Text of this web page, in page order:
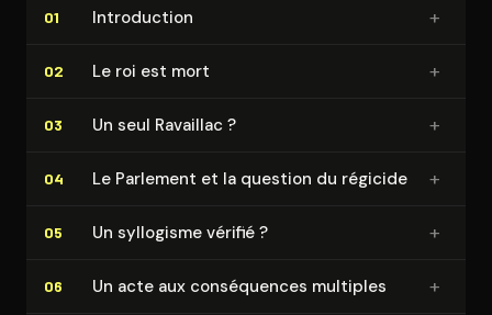
01 In­tro­duc­tion +
02 Le roi est mort +
03 Un seul Ravaillac ? +
04 Le Parlement et la question du régicide +
05 Un syllogisme vérifié ? +
06 Un acte aux consé­quences multiples +